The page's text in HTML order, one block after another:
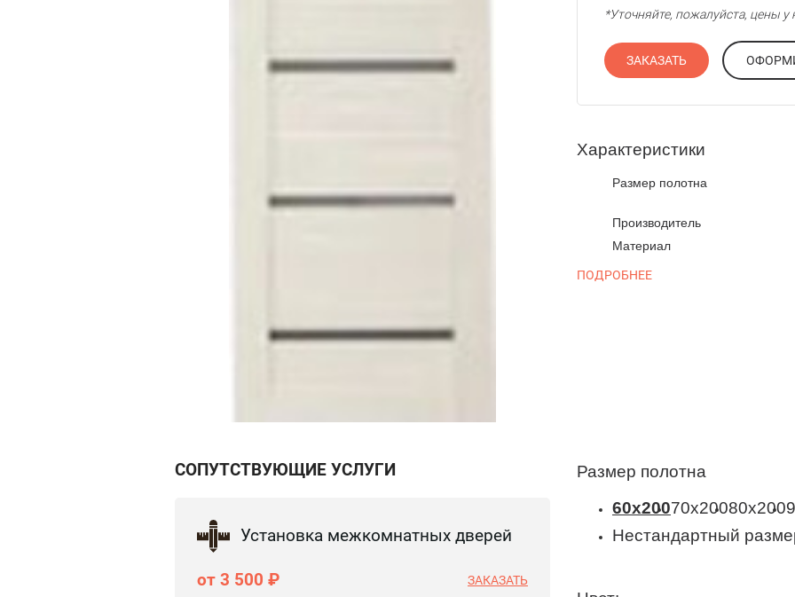
*Уточняйте, пожалуйста, цены
ЗАКАЗАТЬ
Характеристики
Размер полотна
Производитель
Материал
ПОДРОБНЕЕ
СОПУТСТВУЮЩИЕ УСЛУГИ
Установка межкомнатных дверей
от 3 500 ₽ ЗАКАЗАТЬ
Размер полотна
60x20070x20080x200
Нестандартный